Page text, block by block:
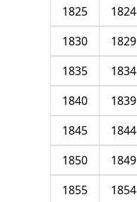
1824
1825
1829
1830
1834
1835
1839
1840
1844
1845
1849
1850
1854
1855